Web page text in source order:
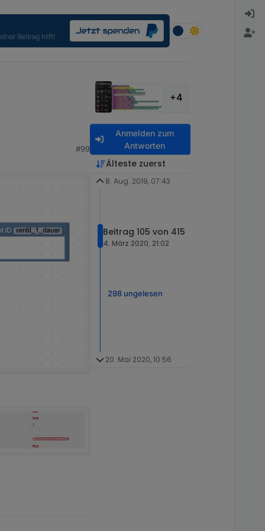
+4
#99
Anmelden zum
Antworten
Älteste zuerst
8. Aug. 2019, 07:43
Beitrag 105 von 415
4. März 2020, 21:02
298 ungelesen
20. Mai 2020, 10:56